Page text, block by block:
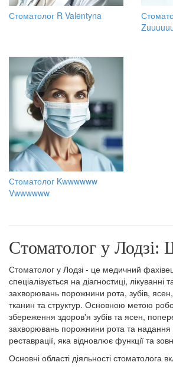
Стоматолог R Valentyna
Стоматолог Kwwwwww
Vwwwwww
Стоматолог у Лодзі:
Стоматолог у Лодзі - це медичний
спеціалізується на діагностиці, лікуванні
захворювань порожнини рота, зубів,
тканин та структур. Основною метою
збереження здоров'я зубів та ясен,
захворювань порожнини рота та надання
реставрації, яка відновлює функції та
Основні області діяльності стоматолога